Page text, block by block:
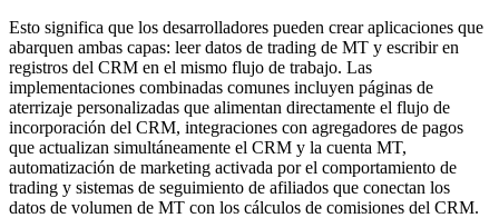
Esto significa que los desarrolladores pueden crear aplicaciones que
abarquen ambas capas: leer datos de trading de MT y escribir en
registros del CRM en el mismo flujo de trabajo. Las
implementaciones combinadas comunes incluyen páginas de
aterrizaje personalizadas que alimentan directamente el flujo de
incorporación del CRM, integraciones con agregadores de pagos
que actualizan simultáneamente el CRM y la cuenta MT,
automatización de marketing activada por el comportamiento de
trading y sistemas de seguimiento de afiliados que conectan los
datos de volumen de MT con los cálculos de comisiones del CRM.